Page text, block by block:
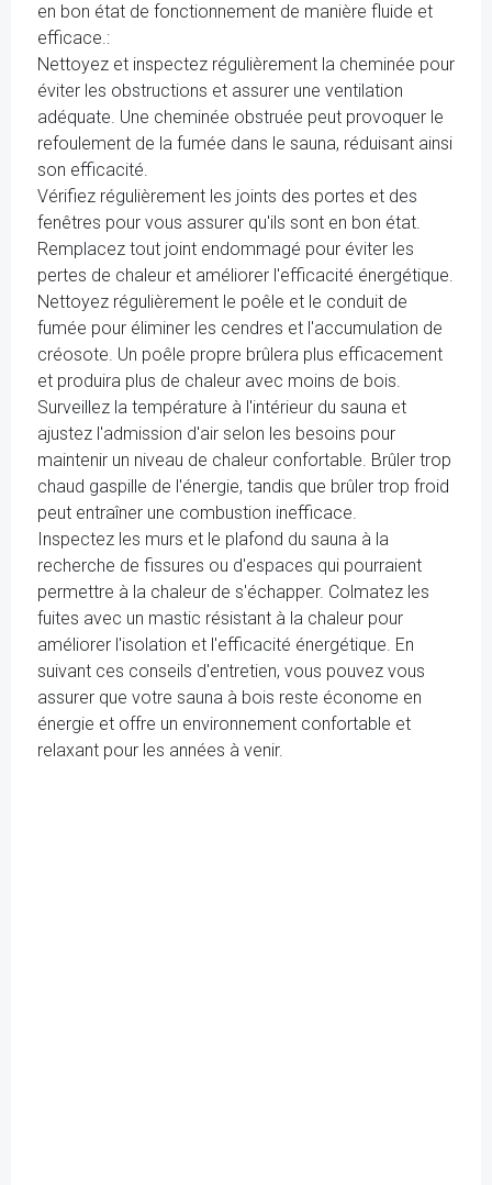
en bon état de fonctionnement de manière fluide et
efficace.:
Nettoyez et inspectez régulièrement la cheminée pour
éviter les obstructions et assurer une ventilation
adéquate. Une cheminée obstruée peut provoquer le
refoulement de la fumée dans le sauna, réduisant ainsi
son efficacité.
Vérifiez régulièrement les joints des portes et des
fenêtres pour vous assurer qu'ils sont en bon état.
Remplacez tout joint endommagé pour éviter les
pertes de chaleur et améliorer l'efficacité énergétique.
Nettoyez régulièrement le poêle et le conduit de
fumée pour éliminer les cendres et l'accumulation de
créosote. Un poêle propre brûlera plus efficacement
et produira plus de chaleur avec moins de bois.
Surveillez la température à l'intérieur du sauna et
ajustez l'admission d'air selon les besoins pour
maintenir un niveau de chaleur confortable. Brûler trop
chaud gaspille de l'énergie, tandis que brûler trop froid
peut entraîner une combustion inefficace.
Inspectez les murs et le plafond du sauna à la
recherche de fissures ou d'espaces qui pourraient
permettre à la chaleur de s'échapper. Colmatez les
fuites avec un mastic résistant à la chaleur pour
améliorer l'isolation et l'efficacité énergétique. En
suivant ces conseils d'entretien, vous pouvez vous
assurer que votre sauna à bois reste économe en
énergie et offre un environnement confortable et
relaxant pour les années à venir.